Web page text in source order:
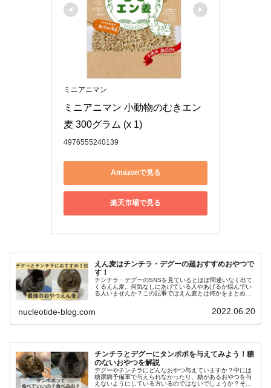
ミニアニマン
ミニアニマン 小動物のむきエン
麦 300グラム (x 1)
4976555240139
Amazonで見る
楽天市場で見る
えん麦はチンチラ・デグーの超おすすめおやつで
す！
チンチラ・デグーのSNSを見ているとほぼ間違いなく出て
くるえん麦。何気なしにあげている人やあげるか悩んでい
る人いませんか？この記事ではえん麦とは何かをまとめま
nucleotide-blog.com 2022.06.20
チンチラとデグーにタンポポを与えてみよう！糖
のないおやつを解説
デグーやチンチラにどんなおやつ与えていますか？中には
糖尿病予備軍で与えられなかったり、糖があるおやつを与
えないようにしている方いるのではないでしょうか？そん